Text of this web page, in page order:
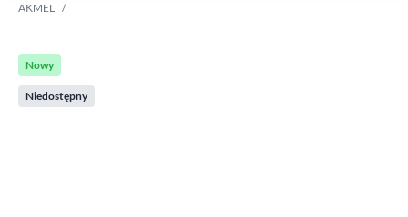
AKMEL
Nowy
Niedostępny